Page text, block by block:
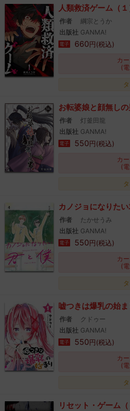
人類救済ゲーム（１
作者
綱宗とうか
出版社 GANMA!
電子 660円(税込)
カ
(
お転婆娘と顔無しの
作者
灯釜田龍
出版社 GANMA!
電子 550円(税込)
カ
(
カノジョになりたい
作者
たかせうみ
出版社 GANMA!
電子 550円(税込)
カ
(
嘘つきは爆乳の始ま
作者
クドゥー
出版社 GANMA!
電子 550円(税込)
カ
(
リセット・ゲーム（